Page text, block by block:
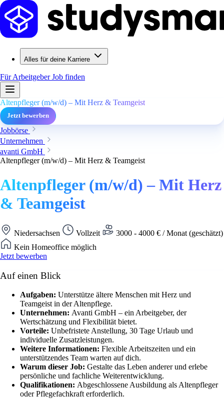
Alles für deine Karriere
Für ArbeitgeberJob finden
Altenpfleger (m/w/d) – Mit Herz & Teamgeist
Jetzt bewerben
Jobbörse
Unternehmen
avanti GmbH
Altenpfleger (m/w/d) – Mit Herz & Teamgeist
Altenpfleger (m/w/d) – Mit Herz
& Teamgeist
Niedersachsen Vollzeit
3000 - 4000 € / Monat (geschätzt)
Kein Homeoffice möglich
Jetzt bewerben
Auf einen Blick
Aufgaben: Unterstütze ältere Menschen mit Herz und
Teamgeist in der Altenpflege.
Unternehmen: Avanti GmbH – ein Arbeitgeber, der
Wertschätzung und Flexibilität bietet.
Vorteile: Unbefristete Anstellung, 30 Tage Urlaub und
individuelle Zusatzleistungen.
Weitere Informationen: Flexible Arbeitszeiten und ein
unterstützendes Team warten auf dich.
Warum dieser Job: Gestalte das Leben anderer und erlebe
persönliche und fachliche Weiterentwicklung.
Qualifikationen: Abgeschlossene Ausbildung als Altenpfleger
oder Pflegefachkraft erforderlich.